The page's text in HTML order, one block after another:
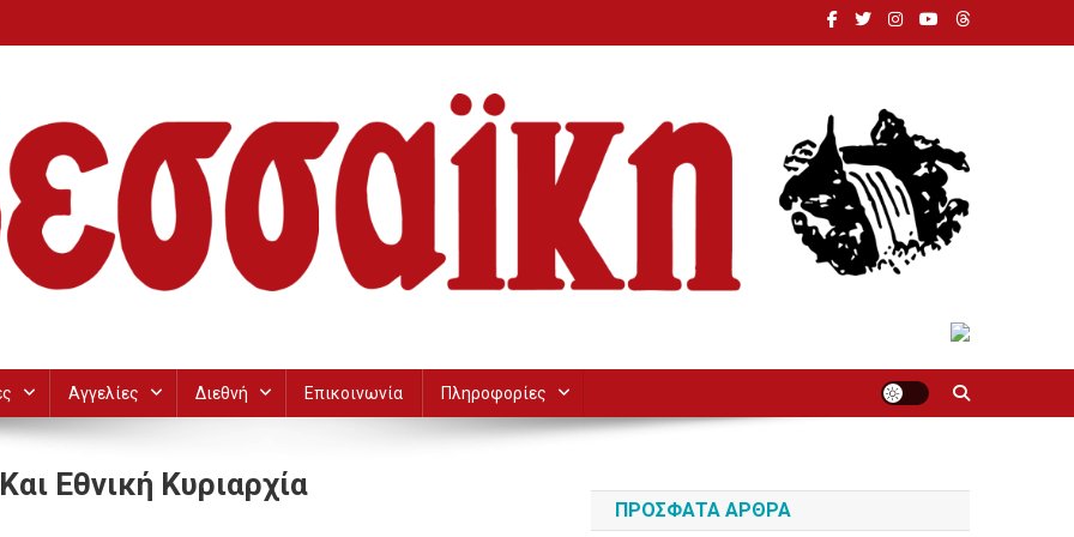
Αγγελίες Διεθνή Επικοινωνία Πληροφορίες
Εθνική Κυριαρχία
ΠΡΌΣΦΑΤΑ ΆΡΘΡΑ